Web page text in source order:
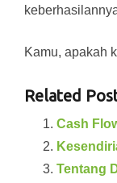
Kamu, apakah
Related
Cash
Tentang